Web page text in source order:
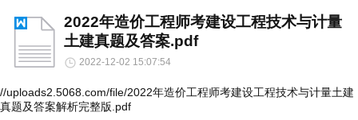
2022年造价工程师考建设工程技术与计量
土建真题及答案.pdf
2022-12-02 15:07:54
//uploads2.5068.com/file/2022年造价工程师考建设工程技术与计量土建
真题及答案解析完整版.pdf